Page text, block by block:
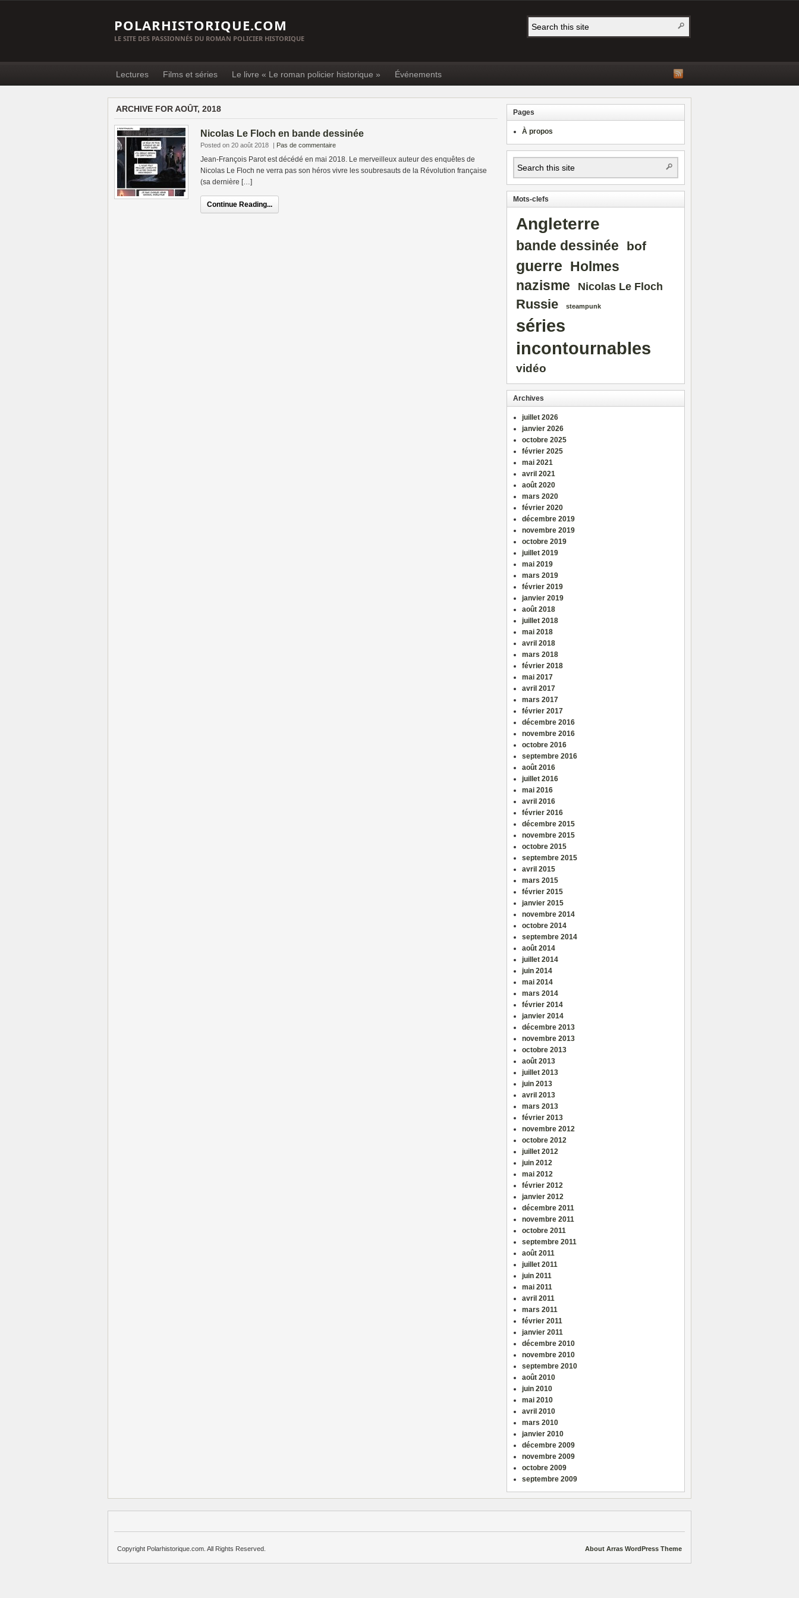
POLARHISTORIQUE.COM
LE SITE DES PASSIONNÉS DU ROMAN POLICIER HISTORIQUE
Lectures Films et séries Le livre « Le roman policier historique » Événements
ARCHIVE FOR AOÛT, 2018
Nicolas Le Floch en bande dessinée
Posted on 20 août 2018 | Pas de commentaire
Jean-François Parot est décédé en mai 2018. Le merveilleux auteur des enquêtes de
Nicolas Le Floch ne verra pas son héros vivre les soubresauts de la Révolution française
(sa dernière […]
Continue Reading...
Pages
À propos
Mots-clefs
Angleterre
bande dessinée bof
guerre Holmes
nazisme
Nicolas Le Floch
Russie steampunk
séries
incontournables
vidéo
Archives
juillet 2026
janvier 2026
octobre 2025
février 2025
mai 2021
avril 2021
août 2020
mars 2020
février 2020
décembre 2019
novembre 2019
octobre 2019
juillet 2019
mai 2019
mars 2019
février 2019
janvier 2019
août 2018
juillet 2018
mai 2018
avril 2018
mars 2018
février 2018
mai 2017
avril 2017
mars 2017
février 2017
décembre 2016
novembre 2016
octobre 2016
septembre 2016
août 2016
juillet 2016
mai 2016
avril 2016
février 2016
décembre 2015
novembre 2015
octobre 2015
septembre 2015
avril 2015
mars 2015
février 2015
janvier 2015
novembre 2014
octobre 2014
septembre 2014
août 2014
juillet 2014
juin 2014
mai 2014
mars 2014
février 2014
janvier 2014
décembre 2013
novembre 2013
octobre 2013
août 2013
juillet 2013
juin 2013
avril 2013
mars 2013
février 2013
novembre 2012
octobre 2012
juillet 2012
juin 2012
mai 2012
février 2012
janvier 2012
décembre 2011
novembre 2011
octobre 2011
septembre 2011
août 2011
juillet 2011
juin 2011
mai 2011
avril 2011
mars 2011
février 2011
janvier 2011
décembre 2010
novembre 2010
septembre 2010
août 2010
juin 2010
mai 2010
avril 2010
mars 2010
janvier 2010
décembre 2009
novembre 2009
octobre 2009
septembre 2009
About Arras WordPress Theme
Copyright Polarhistorique.com. All Rights Reserved.